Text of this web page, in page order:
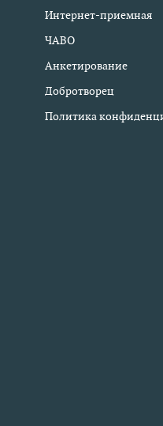
Интернет-приемная
ЧАВО
Анкетирование
Добротворец
Политика